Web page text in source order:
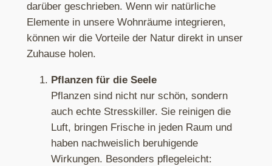
darüber geschrieben. Wenn wir natürliche
Elemente in unsere Wohnräume integrieren,
können wir die Vorteile der Natur direkt in unser
Zuhause holen.
Pflanzen für die Seele
Pflanzen sind nicht nur schön, sondern
auch echte Stresskiller. Sie reinigen die
Luft, bringen Frische in jeden Raum und
haben nachweislich beruhigende
Wirkungen. Besonders pflegeleicht: